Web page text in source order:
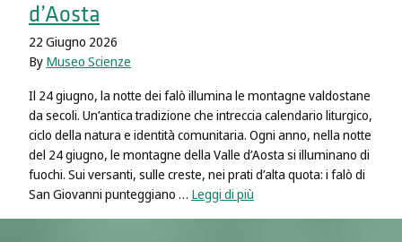
d’Aosta
22 Giugno 2026
ByMuseo Scienze
Il 24 giugno, la notte dei falò illumina le montagne valdostane
da secoli. Un’antica tradizione che intreccia calendario liturgico,
ciclo della natura e identità comunitaria. Ogni anno, nella notte
del 24 giugno, le montagne della Valle d’Aosta si illuminano di
fuochi. Sui versanti, sulle creste, nei prati d’alta quota: i falò di
San Giovanni punteggiano … Leggi di più